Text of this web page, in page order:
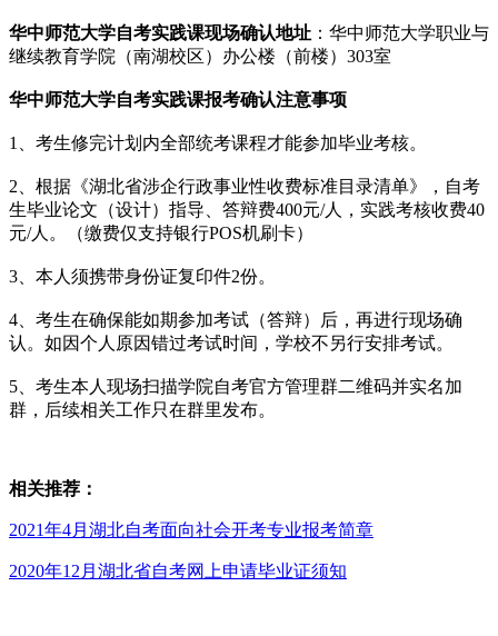
华中师范大学自考实践课现场确认地址 ：华中师范大学职业与
继续教育学院（南湖校区）办公楼（前楼）303室
华中师范大学自考实践课报考确认注意事项
1、考生修完计划内全部统考课程才能参加毕业考核。
2、根据《湖北省涉企行政事业性收费标准目录清单》，自考
生毕业论文（设计）指导、答辩费400元/人，实践考核收费40
元/人。（缴费仅支持银行POS机刷卡）
3、本人须携带身份证复印件2份。
4、考生在确保能如期参加考试（答辩）后，再进行现场确
认。如因个人原因错过考试时间，学校不另行安排考试。
5、考生本人现场扫描学院自考官方管理群二维码并实名加
群，后续相关工作只在群里发布。
相关推荐：
2021年4月湖北自考面向社会开考专业报考简章
2020年12月湖北省自考网上申请毕业证须知